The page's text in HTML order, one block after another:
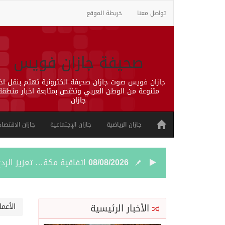
تواصل معنا خريطة الموقع
صحيفة جازان فويس
جازان فويس صوت جازان صحيفة الكترونية تهتم بنقل
متنوعة من الوطن العربي وتختص بمتابعة اخبار
جازان
جازان الرياضية جازان الإجتماعية جازان
08/08/2026 اتفاقية مكة… تعزيز
الأخبار الرئيسية